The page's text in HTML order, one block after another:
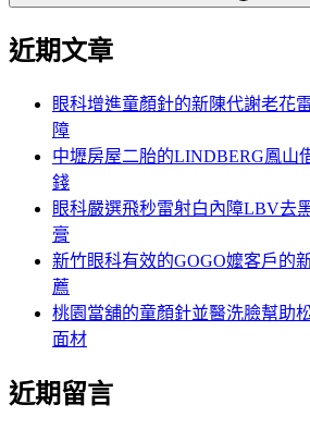
近期文章
眼科增進童顏針的新陳代謝老花
障
中壢房屋二胎的LINDBERG鳳山
錢
眼科嚴選飛秒雷射白內障LBV去
膏
新竹眼科有效的GOGO嬤客戶的
薦
桃園當舖的童顏針並醫洗臉幫助
面材
近期留言